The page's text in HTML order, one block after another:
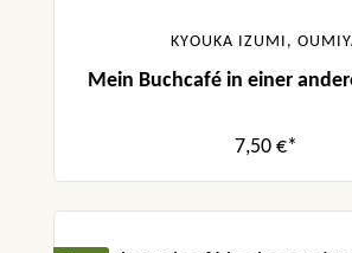
KYOUKA IZUMI,
Mein Buchcafé in einer
7,50 €*